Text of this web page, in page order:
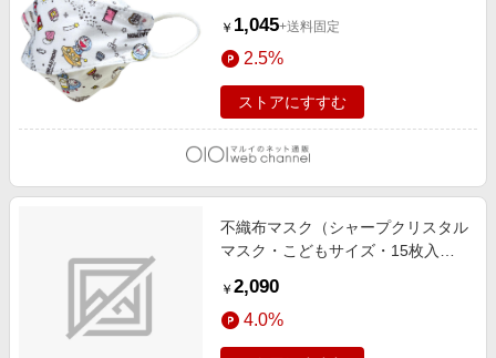
￥ 1,045+送料固定
2.5%
ストアにすすむ
不織布マスク（シャープクリスタル
マスク・こどもサイズ・15枚入）
￥ 2,090
4.0%